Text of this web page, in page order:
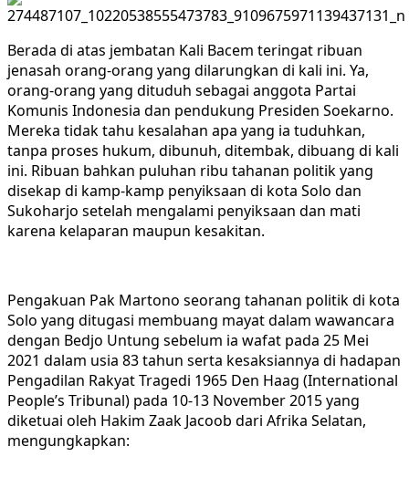
Berada di atas jembatan Kali Bacem teringat ribuan
jenasah orang-orang yang dilarungkan di kali ini. Ya,
orang-orang yang dituduh sebagai anggota Partai
Komunis Indonesia dan pendukung Presiden Soekarno.
Mereka tidak tahu kesalahan apa yang ia tuduhkan,
tanpa proses hukum, dibunuh, ditembak, dibuang di kali
ini. Ribuan bahkan puluhan ribu tahanan politik yang
disekap di kamp-kamp penyiksaan di kota Solo dan
Sukoharjo setelah mengalami penyiksaan dan mati
karena kelaparan maupun kesakitan.
Pengakuan Pak Martono seorang tahanan politik di kota
Solo yang ditugasi membuang mayat dalam wawancara
dengan Bedjo Untung sebelum ia wafat pada 25 Mei
2021 dalam usia 83 tahun serta kesaksiannya di hadapan
Pengadilan Rakyat Tragedi 1965 Den Haag (International
People’s Tribunal) pada 10-13 November 2015 yang
diketuai oleh Hakim Zaak Jacoob dari Afrika Selatan,
mengungkapkan: